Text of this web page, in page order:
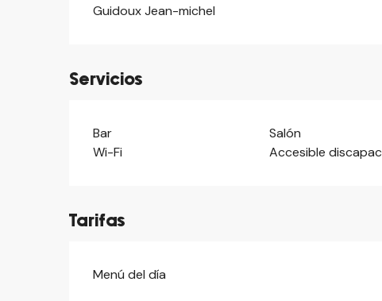
Guidoux Jean-michel
Servicios
Bar Salón
Wi-Fi
Accesible
Tarifas
Tarifas 2026
Menú del día